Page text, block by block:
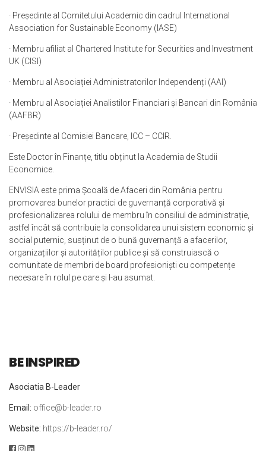
· Președinte al Comitetului Academic din cadrul International
Association for Sustainable Economy (IASE)
· Membru afiliat al Chartered Institute for Securities and Investment
UK (CISI)
· Membru al Asociației Administratorilor Independenți (AAI)
· Membru al Asociației Analistilor Financiari și Bancari din România
(AAFBR)
· Președinte al Comisiei Bancare, ICC – CCIR.
Este Doctor în Finanțe, titlu obținut la Academia de Studii
Economice.
ENVISIA este prima Școală de Afaceri din România pentru
promovarea bunelor practici de guvernanță corporativă și
profesionalizarea rolului de membru în consiliul de administrație,
astfel încât să contribuie la consolidarea unui sistem economic și
social puternic, susținut de o bună guvernanță a afacerilor,
organizațiilor și autorităților publice și să construiască o
comunitate de membri de board profesioniști cu competențe
necesare în rolul pe care și l-au asumat.
BE INSPIRED
Asociatia B-Leader
Email: office@b-leader.ro
Website: https://b-leader.ro/